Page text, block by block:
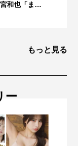
和也「ま…
もっと見る
ー